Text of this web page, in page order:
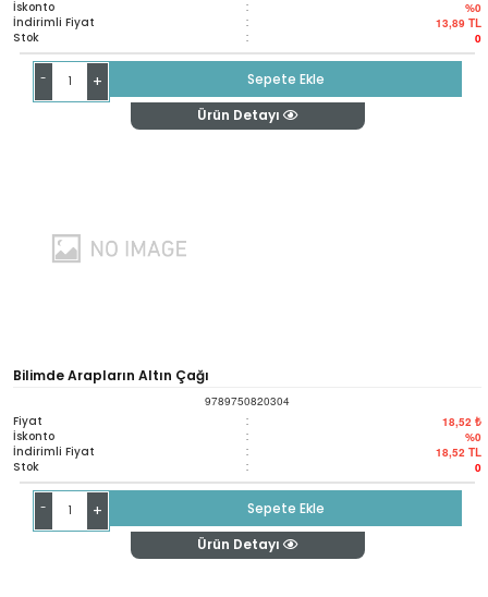
İskonto : %0
İndirimli Fiyat : 13,89 TL
Stok : 0
- +
Sepete Ekle
Ürün Detayı
Bilimde Arapların Altın Çağı
9789750820304
Fiyat : 18,52 ₺
İskonto : %0
İndirimli Fiyat : 18,52 TL
Stok : 0
- +
Sepete Ekle
Ürün Detayı